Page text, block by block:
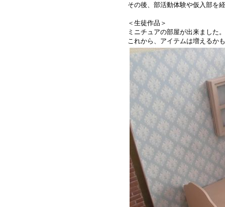
その後、部活動体験や仮入部を
＜生徒作品＞
ミニチュアの部屋が出来ました。
これから、アイテムは増えるか